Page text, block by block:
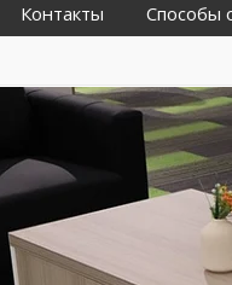
Контакты Способы